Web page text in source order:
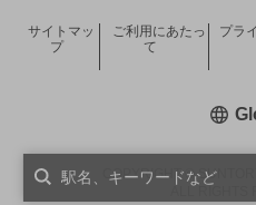
COPYRIGHT ©
サイトマッ
プ
ご利用にあたっ
て
プラ